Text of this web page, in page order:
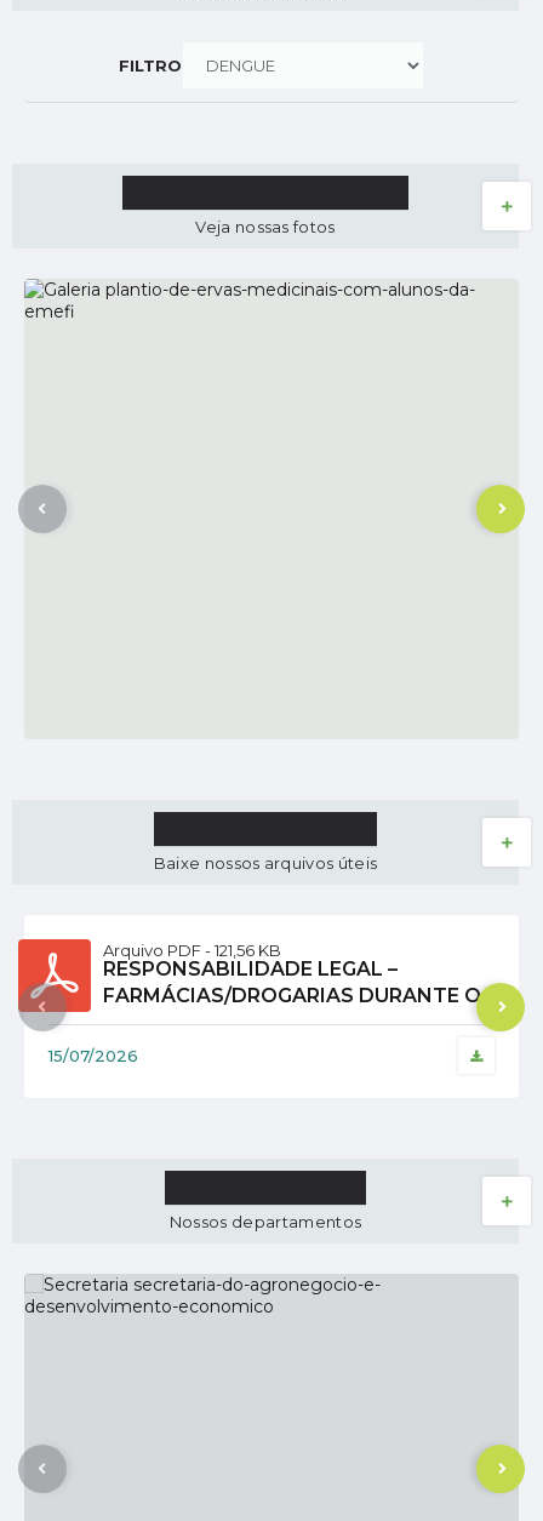
FILTRO
Veja nossas fotos
VER MAIS
Baixe nossos arquivos úteis
VER MAIS
RESPONSABILIDADE LEGAL –
FARMÁCIAS/DROGARIAS DURANTE O
MÊS DE JUNHO DE 2026
15/07/2026
PDF 121,56 KB
Nossos departamentos
VER MAIS